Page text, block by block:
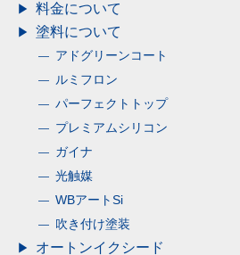
ルミフロン
パーフェクトトップ
プレミアムシリコン
ガイナ
光触媒
WBアートSi
吹き付け塗装
オートンイクシード
施工前の下地処理
安心の保証制度